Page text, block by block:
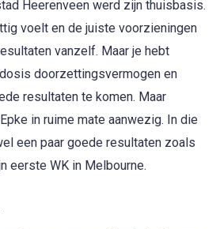
Heerenveen werd zijn thuisbasis.
voelt en de juiste voorzieningen
vanzelf. Maar je hebt
doorzettingsvermogen en
resultaten te komen. Maar
in ruime mate aanwezig. In die
een paar goede resultaten zoals
eerste WK in Melbourne.